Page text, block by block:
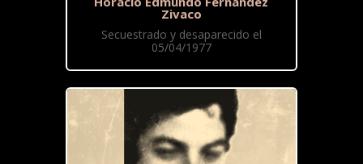
Zivaco
Secuestrado y desaparecido el
05/04/1977